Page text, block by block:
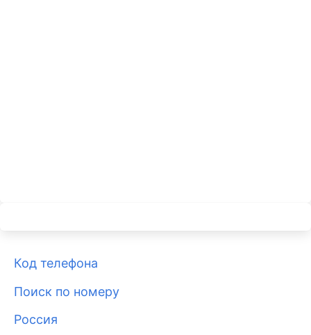
Код телефона
Поиск по номеру
Россия